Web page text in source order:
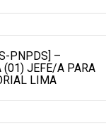
PNPDS] –
(01) JEFE/A PARA
LIMA